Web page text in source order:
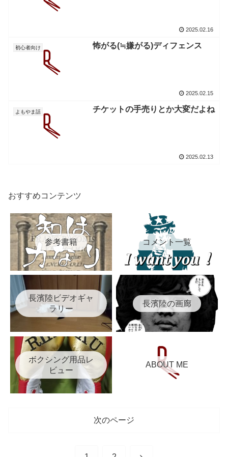
2025.02.16
初心者向け 怖がる(≒嫌がる)ディフェンス
2025.02.15
よもやま話 チケットの手売りとか大変だよね
2025.02.13
おすすめコンテンツ
参考書籍 コメント一覧
長濱陸ビデオギャ
ラリー
長濱陸の画廊
ボクシング用品レ
ビュー
ABOUT ME
次のページ